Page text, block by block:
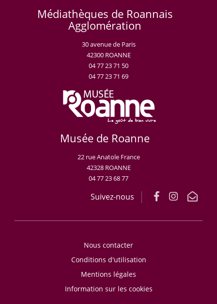
Médiathèques de Roannais
Agglomération
30 avenue de Paris
42300 ROANNE
04 77 23 71 50
04 77 23 71 69
Musée de Roanne
22 rue Anatole France
42328 ROANNE
04 77 23 68 77
Suivez-nous
Nous contacter
Conditions d'utilisation
Mentions légales
Information sur les cookies